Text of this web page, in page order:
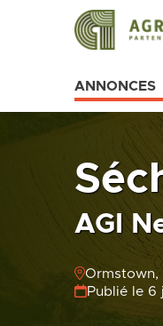
ANNONCES
AGI
Ormstown,
Publié le 6